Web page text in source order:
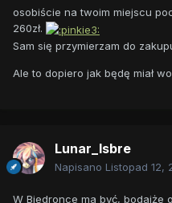
osobiście na twoim miejscu
260zł.
Sam się przymierzam do
Ale to dopiero jak będę miał
Lunar_Isbre
Napisano Listopad 12,
W Biedronce ma być, bodajże